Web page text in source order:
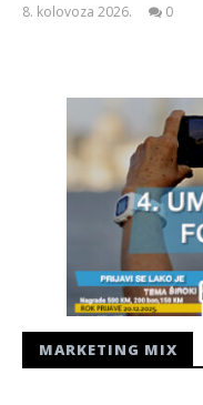
8. kolovoza 2026.
0
MARKETING MIX